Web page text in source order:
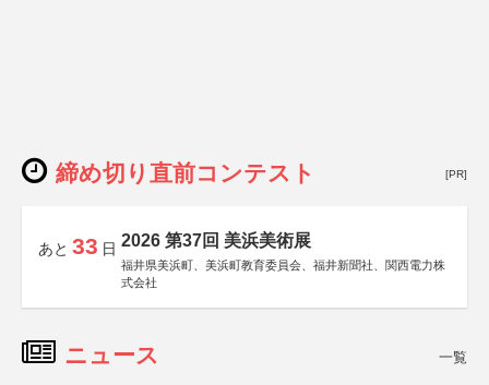
締め切り直前コンテスト [PR]
あと 33 日 2026 第37回 美浜美術展
福井県美浜町、美浜町教育委員会、福井新聞社、関西電力株
式会社
ニュース 一覧